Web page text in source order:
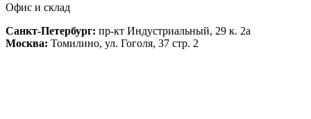
Офис и склад
Санкт-Петербург: пр-кт Индустриальный, 29 к. 2а
Москва: Томилино, ул. Гоголя, 37 стр. 2